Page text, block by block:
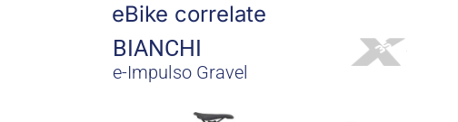
eBike correlate
BIANCHI
e-Impulso Gravel